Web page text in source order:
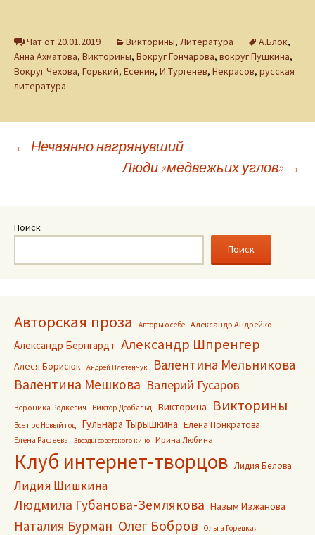
Чат от 20.01.2019 Викторины, Литература А.Блок,
Анна Ахматова, Викторины, Вокруг Гончарова, вокруг Пушкина,
Вокруг Чехова, Горький, Есенин, И.Тургенев, Некрасов, русская
литература
Навигация
записям
← Нечаянно нагрянувший
Люди «медвежьих углов» →
Поиск
Поиск
Авторская проза Авторы о себе Александр Андрейко
Александр Бернгардт Александр Шпренгер
Алеся Борисюк Андрей Плетенчук
Валентина Мельникова
Валентина Мешкова Валерий Гусаров
Вероника Родкевич Виктор Деобальд Викторина Викторины
Все про Новый год Гульнара Тырышкина Елена Понкратова
Елена Рафеева Звезды советского кино Ирина Любина
Клуб интернет-творцов Лидия Белова
Лидия Шишкина
Людмила Губанова-Землякова Назым Изжанова
Наталия Бурман Олег Бобров Ольга Горецкая